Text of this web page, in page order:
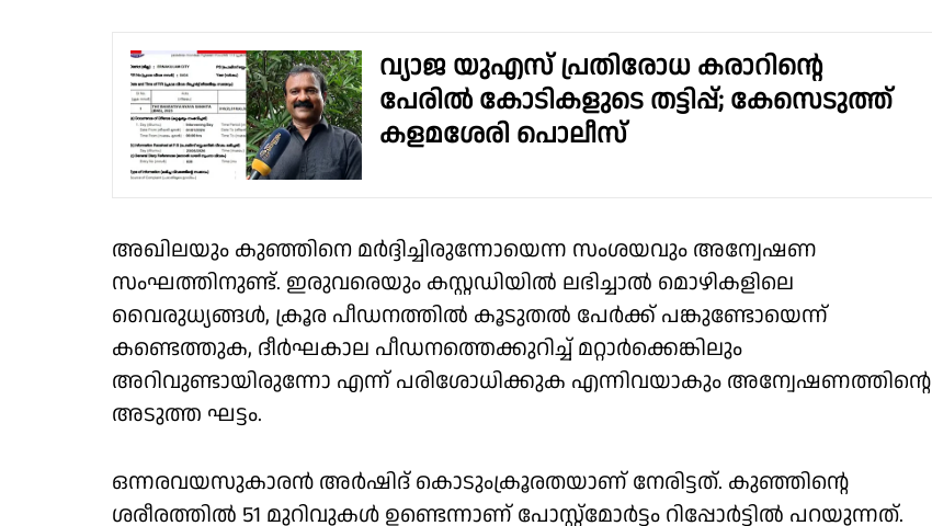
വ്യാജ യുഎസ് പ്രതിരോധ കരാറിൻ്റെ
പേരിൽ കോടികളുടെ തട്ടിപ്പ്; കേസെടുത്ത്
കളമശേരി പൊലീസ്
അഖിലയും കുഞ്ഞിനെ മർദ്ദിച്ചിരുന്നോയെന്ന സംശയവും അന്വേഷണ
സംഘത്തിനുണ്ട്. ഇരുവരെയും കസ്റ്റഡിയിൽ ലഭിച്ചാൽ മൊഴികളിലെ
വൈരുധ്യങ്ങൾ, ക്രൂര പീഡനത്തിൽ കൂടുതൽ പേർക്ക് പങ്കുണ്ടോയെന്ന്
കണ്ടെത്തുക, ദീർഘകാല പീഡനത്തെക്കുറിച്ച് മറ്റാർക്കെങ്കിലും
അറിവുണ്ടായിരുന്നോ എന്ന് പരിശോധിക്കുക എന്നിവയാകും അന്വേഷണത്തിന്റെ
അടുത്ത ഘട്ടം.
ഒന്നരവയസുകാരൻ അർഷിദ് കൊടുംക്രൂരതയാണ് നേരിട്ടത്. കുഞ്ഞിന്റെ
ശരീരത്തിൽ 51 മുറിവുകൾ ഉണ്ടെന്നാണ് പോസ്റ്റ്‌മോർട്ടം റിപ്പോർട്ടിൽ പറയുന്നത്.